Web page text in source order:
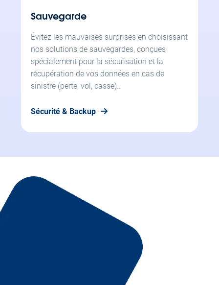
Sauvegarde
Évitez les mauvaises surprises en choisissant
nos solutions de sauvegardes, conçues
spécialement pour la sécurisation et la
récupération de vos données en cas de
sinistre (perte, vol, casse)…
Sécurité & Backup